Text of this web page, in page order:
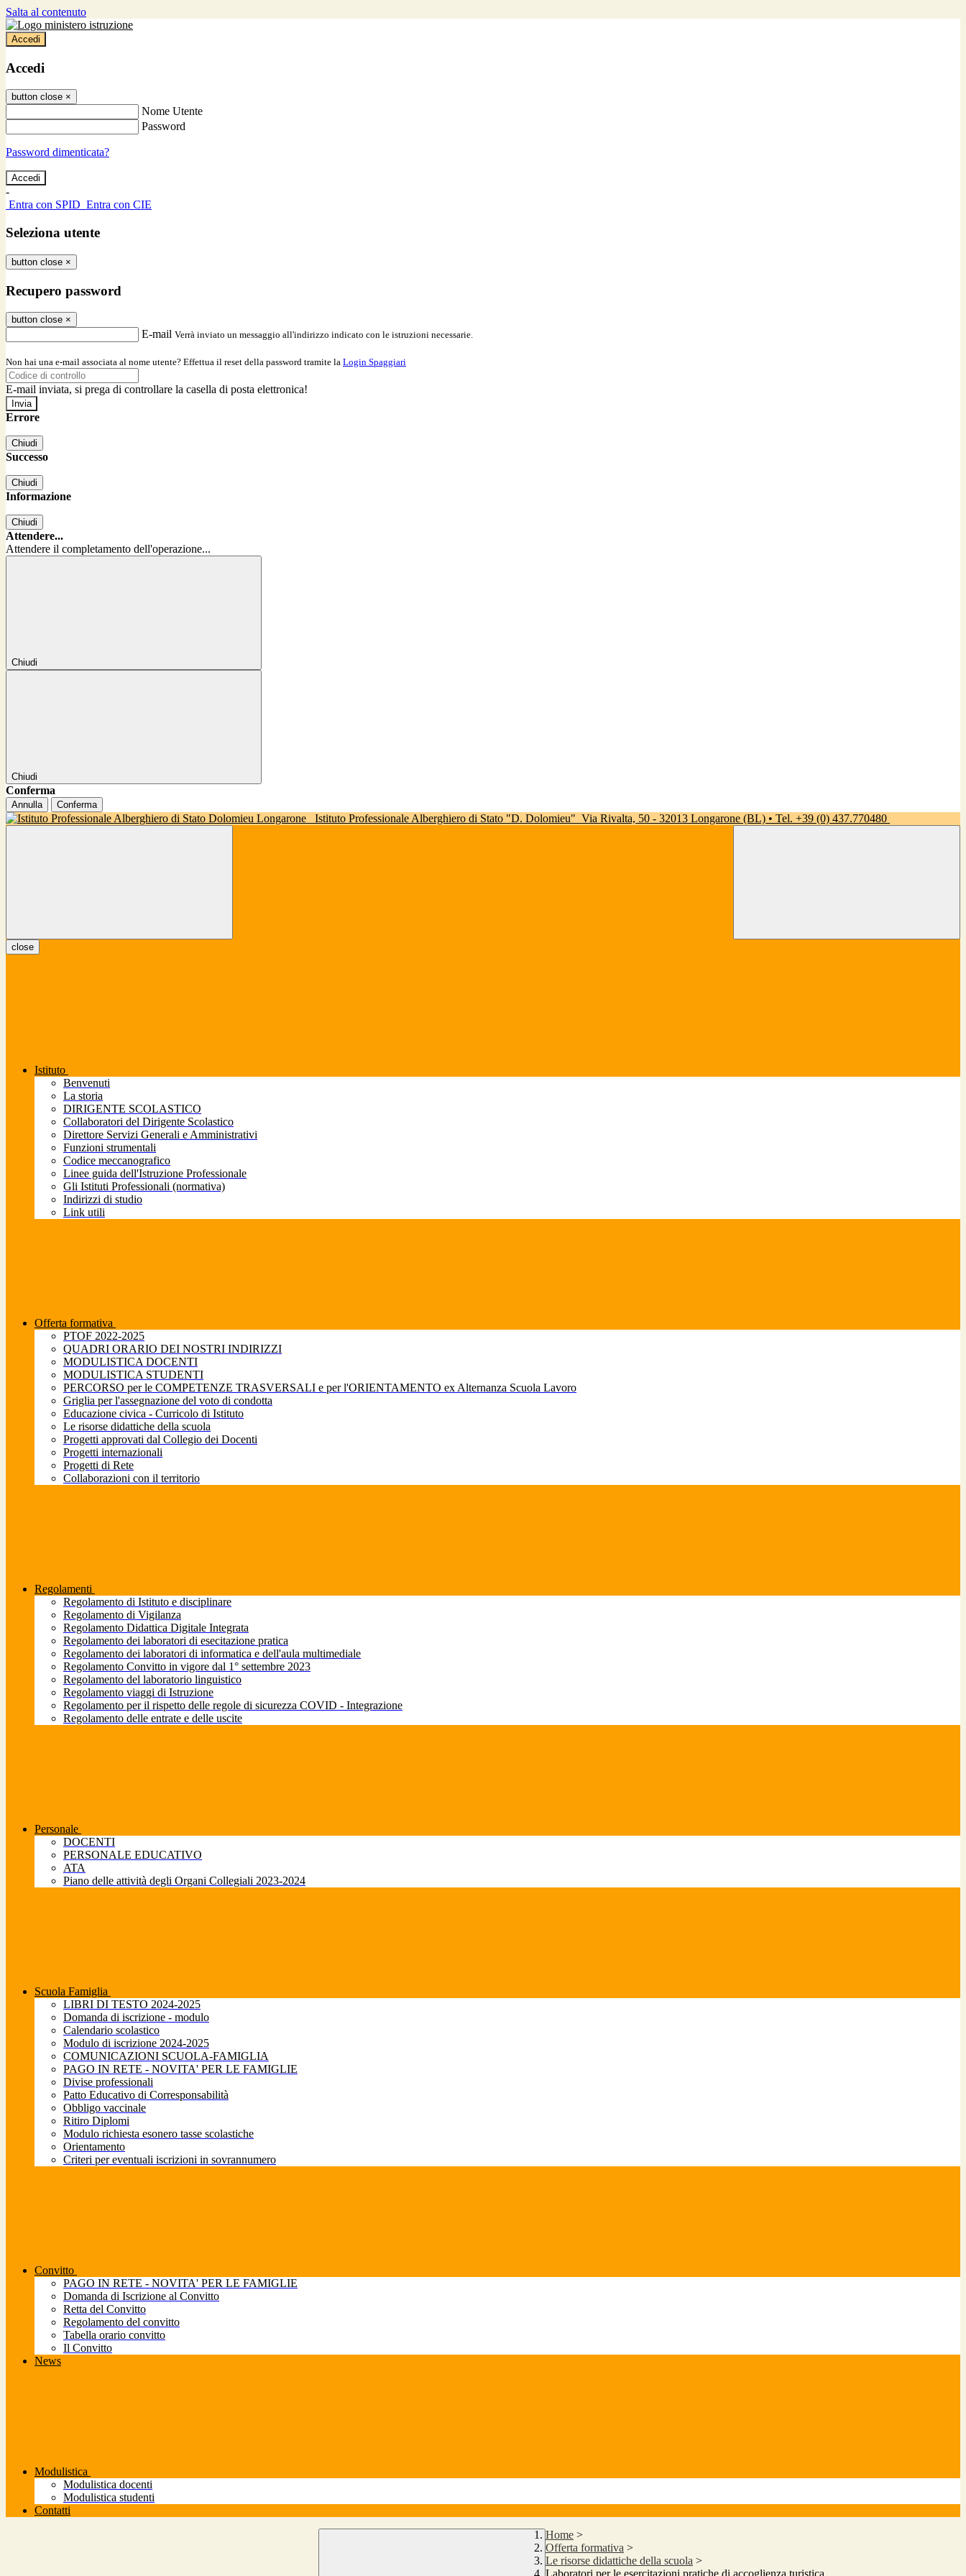
Salta al contenuto
Accedi
Accedi
button close ×
Nome Utente
Password
Password dimenticata?
-
Entra con SPID Entra con CIE
Seleziona utente
button close ×
Recupero password
button close ×
E-mail Verrà inviato un messaggio all'indirizzo indicato con le istruzioni necessarie.
Non hai una e-mail associata al nome utente? Effettua il reset della password tramite la Login Spaggiari
E-mail inviata, si prega di controllare la casella di posta elettronica!
Errore
Chiudi
Successo
Chiudi
Informazione
Chiudi
Attendere...
Attendere il completamento dell'operazione...
Chiudi
Chiudi
Conferma
Annulla Conferma
Istituto Professionale Alberghiero di Stato "D. Dolomieu" Via Rivalta, 50 - 32013 Longarone (BL) • Tel. +39 (0) 437.770480
close
Istituto
Benvenuti
La storia
DIRIGENTE SCOLASTICO
Collaboratori del Dirigente Scolastico
Direttore Servizi Generali e Amministrativi
Funzioni strumentali
Codice meccanografico
Linee guida dell'Istruzione Professionale
Gli Istituti Professionali (normativa)
Indirizzi di studio
Link utili
Offerta formativa
PTOF 2022-2025
QUADRI ORARIO DEI NOSTRI INDIRIZZI
MODULISTICA DOCENTI
MODULISTICA STUDENTI
PERCORSO per le COMPETENZE TRASVERSALI e per l'ORIENTAMENTO ex Alternanza Scuola Lavoro
Griglia per l'assegnazione del voto di condotta
Educazione civica - Curricolo di Istituto
Le risorse didattiche della scuola
Progetti approvati dal Collegio dei Docenti
Progetti internazionali
Progetti di Rete
Collaborazioni con il territorio
Regolamenti
Regolamento di Istituto e disciplinare
Regolamento di Vigilanza
Regolamento Didattica Digitale Integrata
Regolamento dei laboratori di esecitazione pratica
Regolamento dei laboratori di informatica e dell'aula multimediale
Regolamento Convitto in vigore dal 1° settembre 2023
Regolamento del laboratorio linguistico
Regolamento viaggi di Istruzione
Regolamento per il rispetto delle regole di sicurezza COVID - Integrazione
Regolamento delle entrate e delle uscite
Personale
DOCENTI
PERSONALE EDUCATIVO
ATA
Piano delle attività degli Organi Collegiali 2023-2024
Scuola Famiglia
LIBRI DI TESTO 2024-2025
Domanda di iscrizione - modulo
Calendario scolastico
Modulo di iscrizione 2024-2025
COMUNICAZIONI SCUOLA-FAMIGLIA
PAGO IN RETE - NOVITA' PER LE FAMIGLIE
Divise professionali
Patto Educativo di Corresponsabilità
Obbligo vaccinale
Ritiro Diplomi
Modulo richiesta esonero tasse scolastiche
Orientamento
Criteri per eventuali iscrizioni in sovrannumero
Convitto
PAGO IN RETE - NOVITA' PER LE FAMIGLIE
Domanda di Iscrizione al Convitto
Retta del Convitto
Regolamento del convitto
Tabella orario convitto
Il Convitto
News
Modulistica
Modulistica docenti
Modulistica studenti
Contatti
Home >
Offerta formativa >
Le risorse didattiche della scuola >